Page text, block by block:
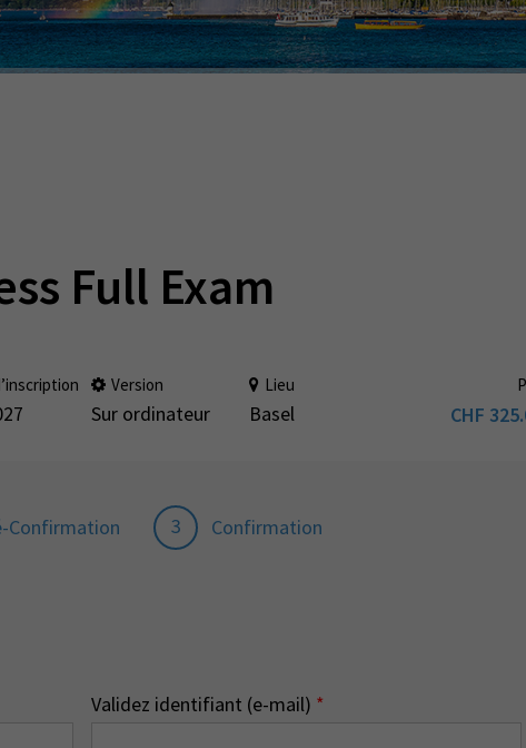
Full Exam
Version
Sur ordinateur
Lieu
Basel CHF
Confirmation 3 Confirmation
Validez identifiant (e-mail) *